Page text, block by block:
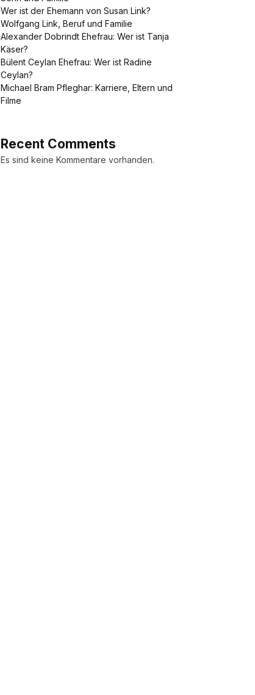
Wer ist der Ehemann von Susan Link?
Wolfgang Link, Beruf und Familie
Alexander Dobrindt Ehefrau: Wer ist Tanja
Käser?
Bülent Ceylan Ehefrau: Wer ist Radine
Ceylan?
Michael Bram Pfleghar: Karriere, Eltern und
Filme
Recent Comments
Es sind keine Kommentare vorhanden.